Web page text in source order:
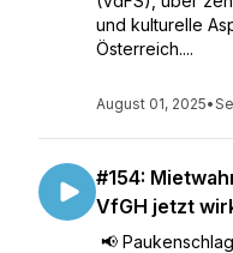
und kulturelle
Österreich....
August 01, 2025•
#154:
VfGH jetzt
📢